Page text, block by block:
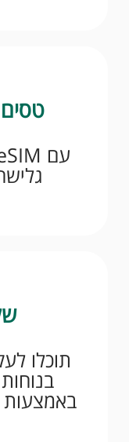
תוכלו